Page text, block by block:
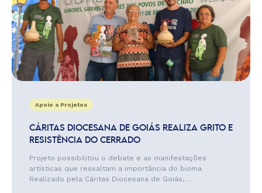
Apoio a Projetos
CÁRITAS DIOCESANA DE GOIÁS REALIZA GRITO E
RESISTÊNCIA DO CERRADO
Projeto possibilitou o debate e as manifestações
artísticas que ressaltam a importância do bioma
Realizado pela Cáritas Diocesana de Goiás, ...